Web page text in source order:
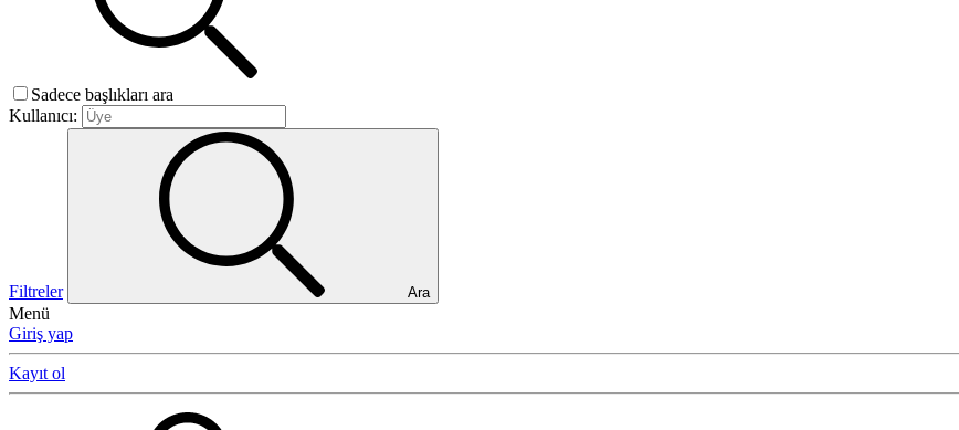
Sadece başlıkları ara
Kullanıcı:
Filtreler Ara
Menü
Giriş yap
Kayıt ol